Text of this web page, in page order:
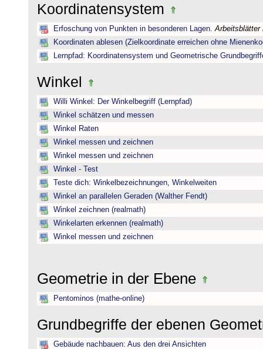
Koordinatensystem
Erfoschung von Punkten in besonderen Lagen. Arbeitsblätter
Koordinaten ablesen (Zielkoordinate erreichen ohne
Lernpfad: Koordinatensystem und Geometrische
Winkel
Willi Winkel: Der Winkelbegriff (Lernpfad)
Winkel schätzen und messen
Winkel Raten
Winkel messen und zeichnen
Winkel messen und zeichnen
Winkel - Test
Teste dich: Winkelbezeichnungen, Winkelweiten
Winkel an parallelen Geraden (Walther Fendt)
Winkel zeichnen (realmath)
Winkelarten erkennen (realmath)
Winkel messen und zeichnen
Geometrie in der Ebene
Pentominos (mathe-online)
Grundbegriffe der ebenen
Gebäude nachbauen: Aus den drei Ansichten